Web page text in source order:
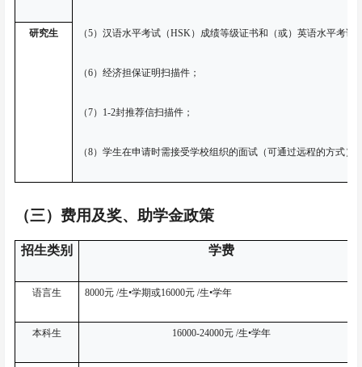
（5）汉语水平考试（HSK）成绩等级证书和（或）英语水平考试
（6）经济担保证明扫描件；
（7）1-2封推荐信扫描件；
（8） 学生在申请时需接受学校组织的面试（可通过远程的方式）
研究生
（三） 费用及奖、助学金政策
招生类别 学费
语言生 8000元 /生•学期或16000元 /生•学年
本科生 16000-24000元 /生•学年